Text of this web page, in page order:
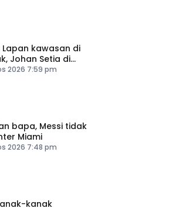
Lapan kawasan di
Johan Setia di
catat IPU tidak
2026 7:59 pm
bapa, Messi tidak
Miami
2026 7:48 pm
kanak